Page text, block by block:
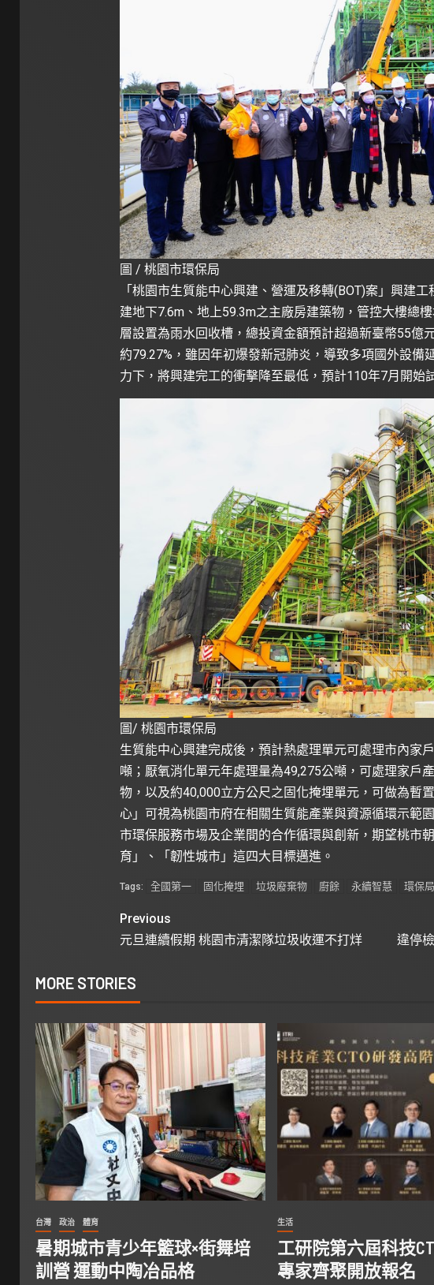
圖 / 桃園市環保局
「桃園市生質能中心興建、營運及移轉(BOT)案」興建
建地下7.6m、地上59.3m之主廠房建築物，管控大樓總
層設置為雨水回收槽，總投資金額預計超過新臺幣55億
約79.27%，雖因年初爆發新冠肺炎，導致多項國外設備
力下，將興建完工的衝擊降至最低，預計110年7月開始
圖/ 桃園市環保局
生質能中心興建完成後，預計熱處理單元可處理市內家
噸；厭氧消化單元年處理量為49,275公噸，可處理家戶
物，以及約40,000立方公尺之固化掩埋單元，可做為暫
心」可視為桃園市府在相關生質能產業與資源循環示範
市環保服務市場及企業間的合作循環與創新，期望桃市
育」、「韌性城市」這四大目標邁進。
Tags: 全國第一 固化掩埋 垃圾廢棄物 廚餘 永續智慧 環保局
Previous
元旦連續假期 桃園市清潔隊垃圾收運不打烊
違停
MORE STORIES
台灣 政治 體育
暑期城市青少年籃球×街舞培
訓營 運動中陶冶品格
生活
工研院第六屆科技
專家齊聚開放報名